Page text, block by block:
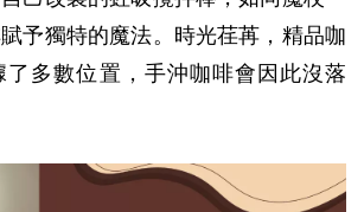
予獨特的魔法。時光荏苒，精品咖
了多數位置，手沖咖啡會因此沒落